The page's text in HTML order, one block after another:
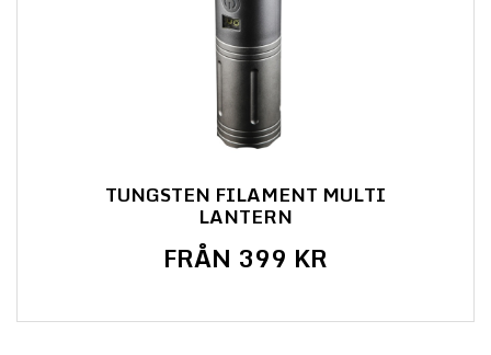
TUNGSTEN FILAMENT MULTI
LANTERN
FRÅN 399 KR